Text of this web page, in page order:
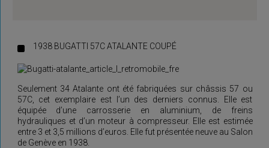
1938 BUGATTI 57C ATALANTE COUPÉ
Seulement 34 Atalante ont été fabriquées sur châssis 57 ou
57C, cet exemplaire est l’un des derniers connus. Elle est
équipée d’une carrosserie en aluminium, de freins
hydrauliques et d’un moteur à compresseur. Elle est estimée
entre 3 et 3,5 millions d’euros. Elle fut présentée neuve au Salon
de Genève en 1938.